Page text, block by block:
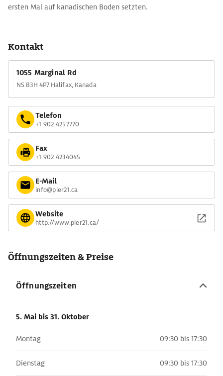
ersten Mal auf kanadischen Boden setzten.
Kontakt
1055 Marginal Rd
NS B3H 4P7 Halifax, Kanada
Telefon
+1 902 4257770
Fax
+1 902 4234045
E-Mail
info@pier21.ca
Website
http://www.pier21.ca/
Öffnungszeiten & Preise
Öffnungszeiten
5. Mai bis 31. Oktober
Montag 09:30 bis 17:30
Dienstag 09:30 bis 17:30